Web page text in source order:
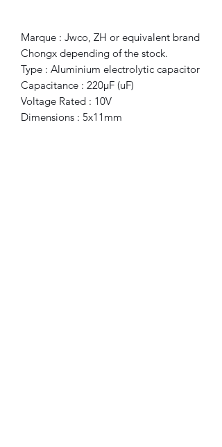
Marque : Jwco, ZH or equivalent brand
Chongx depending of the stock.
Type : Aluminium electrolytic capacitor
Capacitance : 220μF (uF)
Voltage Rated : 10V
Dimensions : 5x11mm